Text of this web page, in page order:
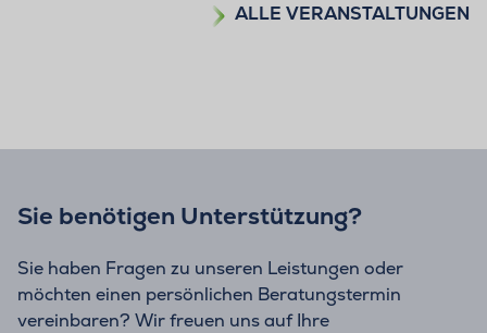
ALLE VERANSTALTUNGEN
Sie benötigen Unterstützung?
Sie haben Fragen zu unseren Leistungen oder
möchten einen persönlichen Beratungstermin
vereinbaren? Wir freuen uns auf Ihre